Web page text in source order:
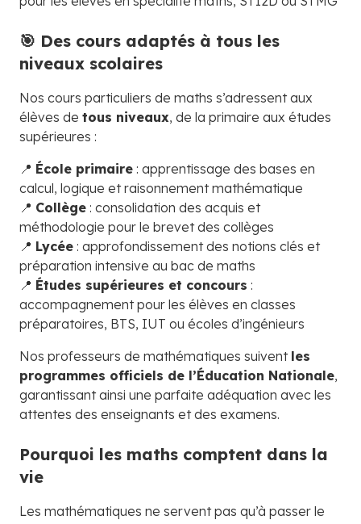
🎯 Des cours adaptés à tous les
niveaux scolaires
Nos cours particuliers de maths s’adressent aux
élèves de tous niveaux, de la primaire aux études
supérieures :
📍 École primaire : apprentissage des bases en
calcul, logique et raisonnement mathématique
📍 Collège : consolidation des acquis et
méthodologie pour le brevet des collèges
📍 Lycée : approfondissement des notions clés et
préparation intensive au bac de maths
📍 Études supérieures et concours :
accompagnement pour les élèves en classes
préparatoires, BTS, IUT ou écoles d’ingénieurs
Nos professeurs de mathématiques suivent les
programmes officiels de l’Éducation Nationale,
garantissant ainsi une parfaite adéquation avec les
attentes des enseignants et des examens.
Pourquoi les maths comptent dans la
vie
Les mathématiques ne servent pas qu’à passer le